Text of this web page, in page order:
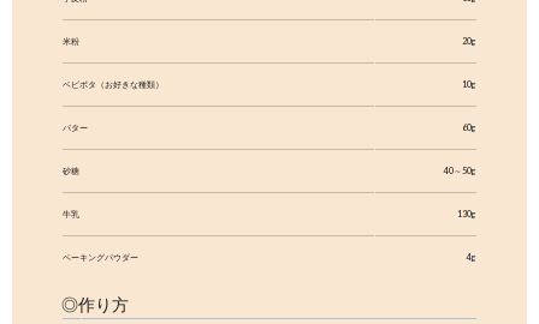
ママ＆キッズ
ベビーポタージュ